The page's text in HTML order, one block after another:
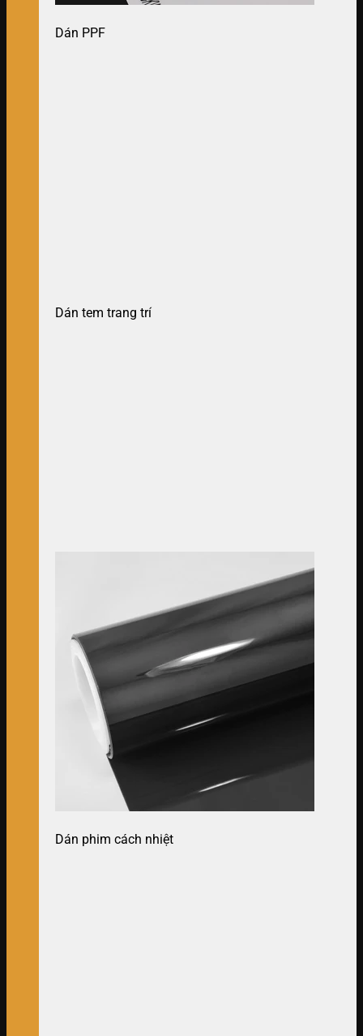
Dán PPF
Dán tem trang trí
Dán phim cách nhiệt